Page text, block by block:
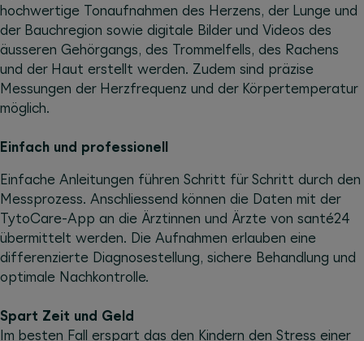
hochwertige Tonaufnahmen des Herzens, der Lunge und
der Bauchregion sowie digitale Bilder und Videos des
äusseren Gehörgangs, des Trommelfells, des Rachens
und der Haut erstellt werden. Zudem sind präzise
Messungen der Herzfrequenz und der Körpertemperatur
möglich.
Einfach und professionell
Einfache Anleitungen führen Schritt für Schritt durch den
Messprozess. Anschliessend können die Daten mit der
TytoCare-App an die Ärztinnen und Ärzte von santé24
übermittelt werden. Die Aufnahmen erlauben eine
differenzierte Diagnosestellung, sichere Behandlung und
optimale Nachkontrolle.
Spart Zeit und Geld
Im besten Fall erspart das den Kindern den Stress einer